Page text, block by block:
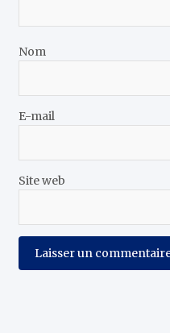
Nom
E-mail
Site web